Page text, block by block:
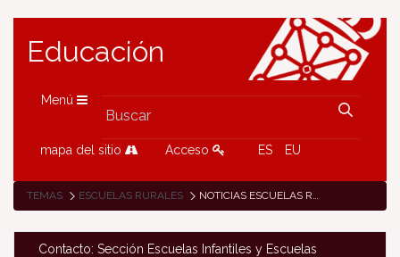
Educación
Menú
mapa del sitio Acceso ES EU
TEMAS ESCUELAS RURALES NOTICIAS ESCUELAS RURALES
Contacto: Sección Escuelas Infantiles y Escuelas